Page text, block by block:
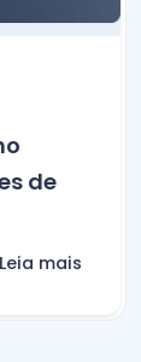
de
Leia mais